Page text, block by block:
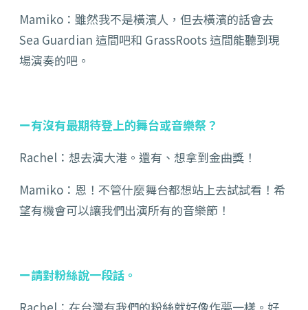
Mamiko：雖然我不是橫濱人，但去橫濱的話會去
Sea Guardian 這間吧和 GrassRoots 這間能聽到現
場演奏的吧。
ー有沒有最期待登上的舞台或音樂祭？
Rachel：想去演大港。還有、想拿到金曲獎！
Mamiko：恩！不管什麼舞台都想站上去試試看！希
望有機會可以讓我們出演所有的音樂節！
ー請對粉絲說一段話。